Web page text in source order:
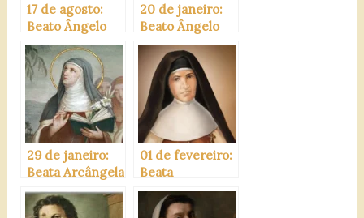
17 de agosto:
Beato Ângelo
Agostinho
20 de janeiro:
Beato Ângelo
Paoli
29 de janeiro:
Beata Arcângela
Girlani
01 de fevereiro:
Beata
Candelária de S.
José